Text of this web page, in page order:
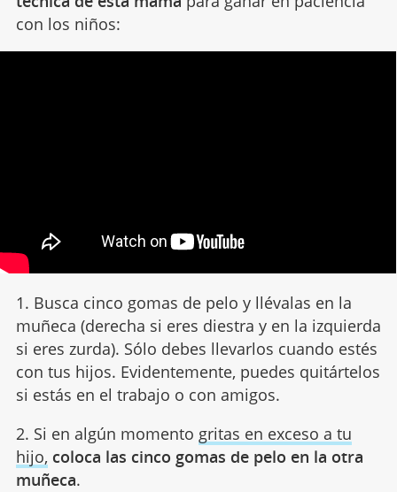
con los niños:
1. Busca cinco gomas de pelo y llévalas en la
muñeca (derecha si eres diestra y en la izquierda
si eres zurda). Sólo debes llevarlos cuando estés
con tus hijos. Evidentemente, puedes quitártelos
si estás en el trabajo o con amigos.
2. Si en algún momento gritas en exceso a tu
hijo, coloca las cinco gomas de pelo en la otra
muñeca.